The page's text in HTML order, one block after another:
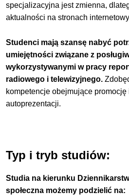
specjalizacyjna jest zmienna,
aktualności na stronach
Studenci mają szansę nabyć
umiejętności związane z
wykorzystywanymi w pracy
radiowego i telewizyjnego.
kompetencje obejmujące
autoprezentacji.
Typ i tryb studiów:
Studia na kierunku
społeczna możemy podzielić na: